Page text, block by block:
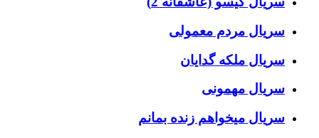
سریال مردم معمولی
سریال ملکه گدایان
سریال مهمونی
سریال میخواهم زنده بمانم